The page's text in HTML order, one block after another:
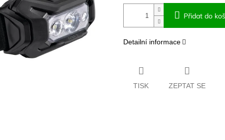
Přidat do
Detailní informace
TISK ZEPTAT SE